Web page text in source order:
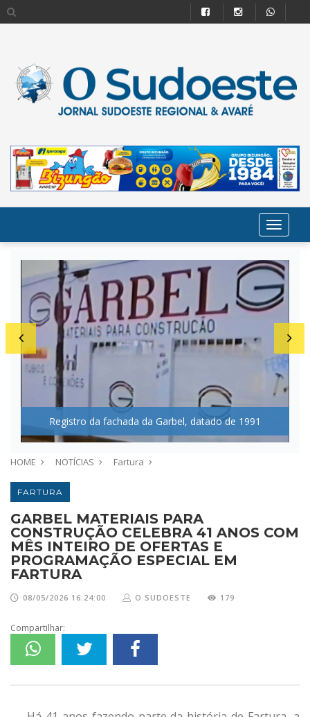
Registro da fachada da Garbel, datado de 1991
HOME NOTÍCIAS Fartura
FARTURA
GARBEL MATERIAIS PARA
CONSTRUÇÃO CELEBRA 41 ANOS COM
MÊS INTEIRO DE OFERTAS E
PROGRAMAÇÃO ESPECIAL EM
FARTURA
08/05/2026 16:24:00 O SUDOESTE 179
Compartilhar: